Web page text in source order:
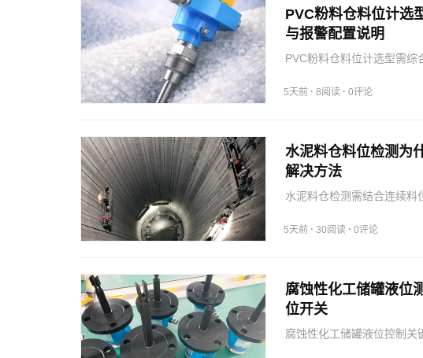
PVC粉料仓料位计选
与报警配置说明
PVC粉料仓料位计选型需综
5天前 · 8阅读 · 0评论
水泥料仓料位检测为
解决方法
水泥料仓检测需结合连续料
5天前 · 30阅读 · 0评论
腐蚀性化工储罐液位
位开关
腐蚀性化工储罐液位控制关